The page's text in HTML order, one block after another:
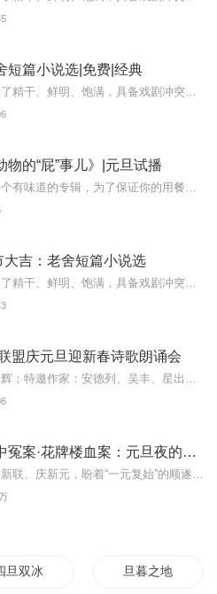
短篇小说选|免费|经典
物的“屁”事儿》|元旦试播
大吉：老舍短篇小说选
盟庆元旦迎新春诗歌朗诵会
免费收听｜案中冤案·花牌楼血案：元旦夜的沉冤与昭雪
旦双冰 旦暮之地